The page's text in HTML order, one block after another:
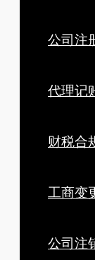
公司注
代理记
财税合
工商变
公司注